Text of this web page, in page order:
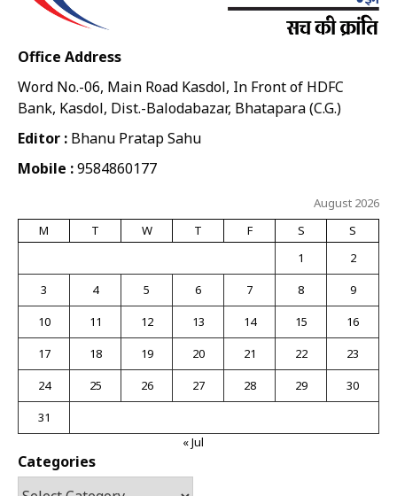
Office Address
Word No.-06, Main Road Kasdol, In Front of HDFC
Bank, Kasdol, Dist.-Balodabazar, Bhatapara (C.G.)
Editor : Bhanu Pratap Sahu
Mobile :9584860177
August 2026
M
T W T F S
S
1
2
3
4 5 6 7 8
9
10
11 12 13 14 15
16
17
18 19 20 21 22
23
24
25 26 27 28 29
30
31
« Jul
Categories